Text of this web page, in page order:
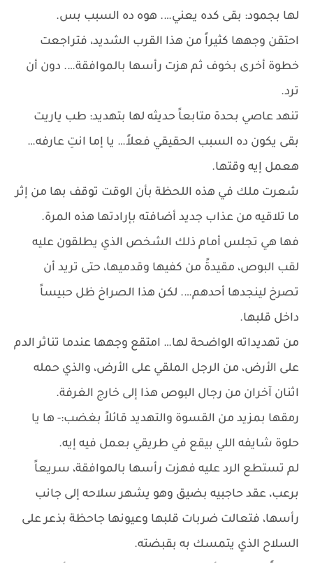
لها بجمود: بقى كده يعني…. هوه ده السبب بس.
احتقن وجهها كثيراً من هذا القرب الشديد، فتراجعت
خطوة أخرى بخوف ثم هزت رأسها بالموافقة…. دون أن
ترد.
تنهد عاصي بحدة متابعاً حديثه لها بتهديد: طب ياريت
بقى يكون ده السبب الحقيقي فعلاً… يا إما انتِ عارفه…
هعمل إيه وقتها.
شعرت ملك في هذه اللحظة بأن الوقت توقف بها من إثر
ما تلاقيه من عذاب جديد أضافته بإرادتها هذه المرة.
فها هي تجلس أمام ذلك الشخص الذي يطلقون عليه
لقب البوص، مقيدةً من كفيها وقدميها، حتى تريد أن
تصرخ لينجدها أحدهم…. لكن هذا الصراخ ظل حبيساً
داخل قلبها.
من تهديداته الواضحة لها… امتقع وجهها عندما تناثر الدم
على الأرض، من الرجل الملقي على الأرض، والذي حمله
اثنان آخران من رجال البوص هذا إلى خارج الغرفة.
رمقها بمزيد من القسوة والتهديد قائلاً بغضب:- ها يا
حلوة شايفه اللي بيقع في طريقي بعمل فيه إيه.
لم تستطع الرد عليه فهزت رأسها بالموافقة، سريعاً
برعب، عقد حاجبيه بضيق وهو يشهر سلاحه إلى جانب
رأسها، فتعالت ضربات قلبها وعيونها جاحظة بذعر على
السلاح الذي يتمسك به بقبضته.